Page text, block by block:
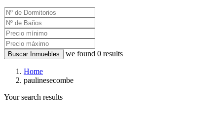
Buscar Inmuebles we found 0 results
Home
paulinesecombe
Your search results